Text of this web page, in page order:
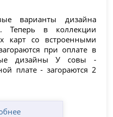
варианты дизайна
Теперь в коллекции
карт со встроенными
при оплате в
дизайны У совы -
плате - загораются 2